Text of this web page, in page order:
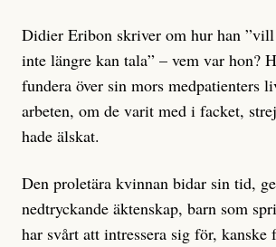
Didier Eribon skriver om hur han
inte längre kan tala” – vem var hon?
fundera över sin mors medpatienters
arbeten, om de varit med i facket,
hade älskat.
Den proletära kvinnan bidar sin tid,
nedtryckande äktenskap, barn som
har svårt att intressera sig för, kanske